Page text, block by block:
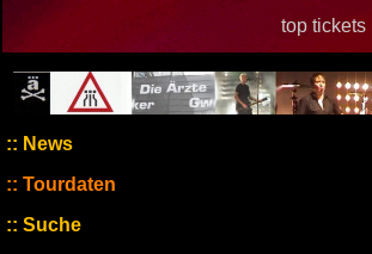
top tickets |
News
Tourdaten
Suche